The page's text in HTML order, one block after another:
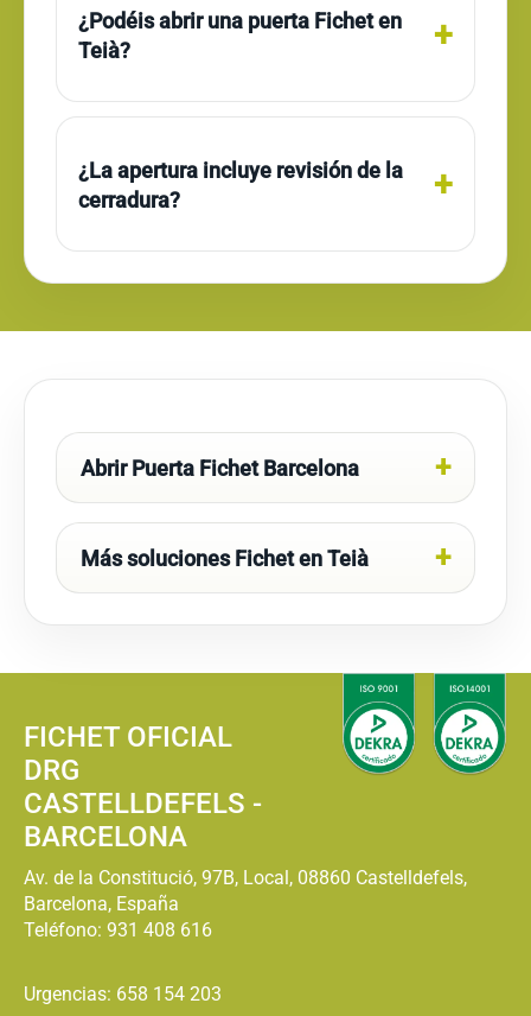
¿Podéis abrir una puerta Fichet en
Teià?
¿La apertura incluye revisión de la
cerradura?
Abrir Puerta Fichet Barcelona
Más soluciones Fichet en Teià
FICHET OFICIAL
DRG
CASTELLDEFELS -
BARCELONA
Av. de la Constitució, 97B, Local, 08860 Castelldefels,
Barcelona, España
Teléfono: 931 408 616
Urgencias: 658 154 203